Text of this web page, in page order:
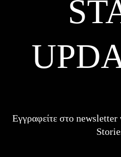
Εγγραφείτε στο newsletter